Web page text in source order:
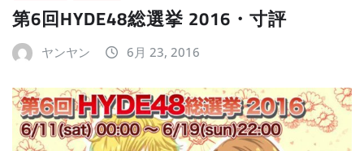
第6回HYDE48総選挙 2016・寸評
ヤンヤン 6月 23, 2016